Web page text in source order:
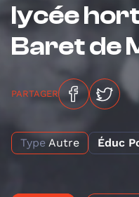
lycée
Baret de
PARTAGER
Type Autre Éduc